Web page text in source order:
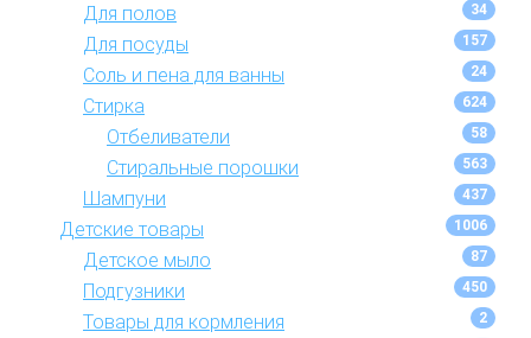
Для полов 34
Для посуды 157
Соль и пена для ванны 24
Стирка 624
Отбеливатели 58
Стиральные порошки 563
Шампуни 437
Детские товары 1006
Детское мыло 87
Подгузники 450
Товары для кормления 2